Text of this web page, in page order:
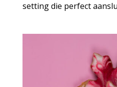
setting die perfect